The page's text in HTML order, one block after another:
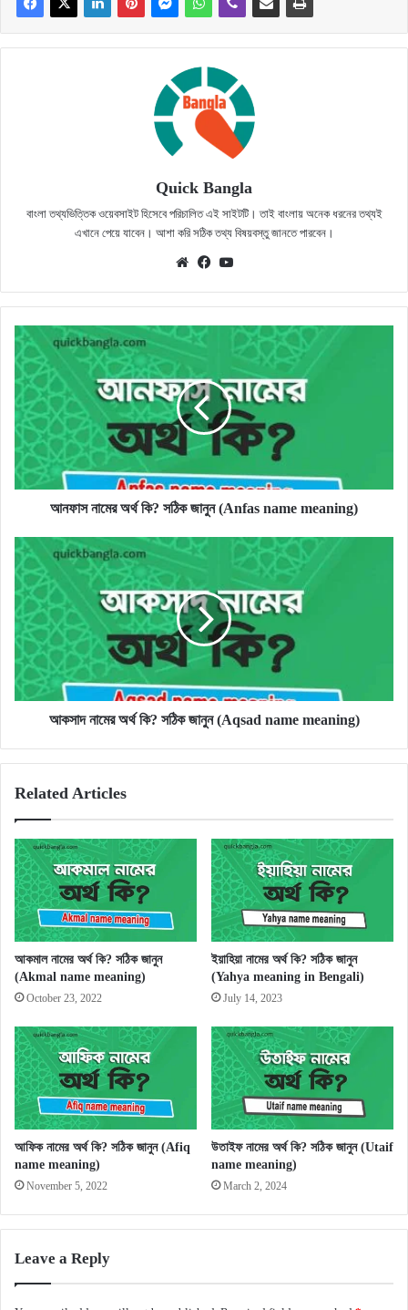
Quick Bangla
বাংলা তথ্যভিত্তিক ওয়েবসাইট হিসেবে পরিচালিত এই সাইটটি। তাই বাংলায় অনেক ধরনের তথ্যই
এখানে পেয়ে যাবেন। আশা করি সঠিক তথ্য বিষয়বস্তু জানতে পারবেন।
WebsiteFacebook
আনফাস
নামের
অর্থ
কি?
সঠিক
জানুন
(Anfas
name
meaning)
আনফাস নামের অর্থ কি? সঠিক জানুন (Anfas name meaning)
আকসাদ
নামের
অর্থ
কি?
সঠিক
জানুন
(Aqsad
name
meaning)
আকসাদ নামের অর্থ কি? সঠিক জানুন (Aqsad name meaning)
Related Articles
আকমাল নামের অর্থ কি? সঠিক জানুন
(Akmal name meaning)
October 23, 2022
ইয়াহিয়া নামের অর্থ কি? সঠিক জানুন
(Yahya meaning in Bengali)
July 14, 2023
আফিক নামের অর্থ কি? সঠিক জানুন (Afiq
name meaning)
November 5, 2022
উতাইফ নামের অর্থ কি? সঠিক জানুন (Utaif
name meaning)
March 2, 2024
Leave a Reply